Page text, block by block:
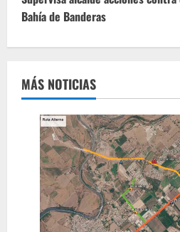
e
e
Bahía de Banderas
MÁS NOTICIAS